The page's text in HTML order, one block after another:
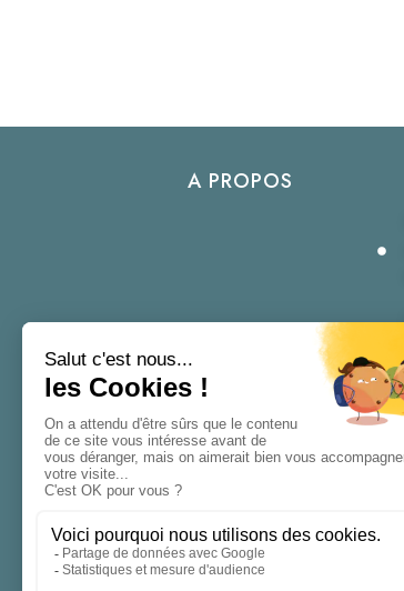
A PROPOS
Emergenceest un espace
d’accompagnement en
analyse transgénérationnelle,
périnatal, et d’initiation à la
psychogénéalogie.